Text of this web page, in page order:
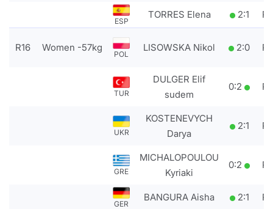
ESP
TORRES Elena 2:1
R16 Women -57kg
POL
LISOWSKA Nikol 2:0
TUR
DULGER Elif
sudem
0:2
UKR
KOSTENEVYCH
Darya
2:1
GRE
MICHALOPOULOU
Kyriaki
0:2
GER
BANGURA Aisha 2:1